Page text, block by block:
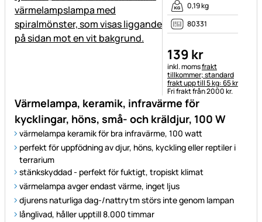
Värmelampa, keramik, infravärme för
kycklingar, höns, små- och kräldjur, 100 W
värmelampa keramik för bra infravärme, 100 watt
perfekt för uppfödning av djur, höns, kyckling eller reptiler i
terrarium
stänkskyddad - perfekt för fuktigt, tropiskt klimat
värmelampa avger endast värme, inget ljus
djurens naturliga dag-/nattrytm störs inte genom lampan
långlivad, håller upptill 8.000 timmar
0,19 kg
80331
139 kr
Skatteinformation:
inkl. momsfrakt
tillkommer; standard
frakt upp till 5 kg: 65 kr
Fri frakt från 2000 kr.